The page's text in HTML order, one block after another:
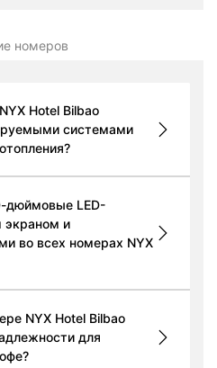
номеров
Hotel Bilbao
системами
дюймовые LED-
экраном и
во всех номерах NYX
NYX Hotel Bilbao
для